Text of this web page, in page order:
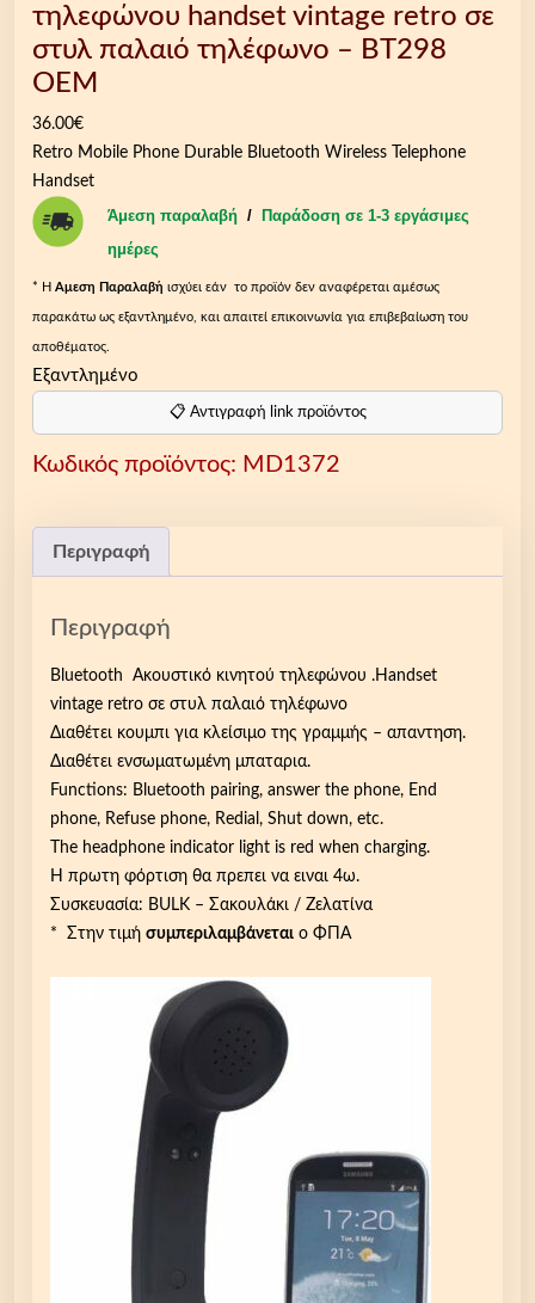
τηλεφώνου handset vintage retro σε
στυλ παλαιό τηλέφωνο – BT298
OEM
36.00€
Retro Mobile Phone Durable Bluetooth Wireless Telephone
Handset
Άμεση παραλαβή /
Παράδοση σε 1-3 εργάσιμες
ημέρες
* Η Aμεση Παραλαβή ισχύει εάν το προϊόν δεν αναφέρεται αμέσως
παρακάτω ως εξαντλημένο, και απαιτεί επικοινωνία για επιβεβαίωση του
αποθέματος.
Εξαντλημένο
📋 Αντιγραφή link προϊόντος
Κωδικός προϊόντος: MD1372
Περιγραφή
Περιγραφή
Bluetooth Ακουστικό κινητού τηλεφώνου .Handset
vintage retro σε στυλ παλαιό τηλέφωνο
Διαθέτει κουμπι για κλείσιμο της γραμμής – απαντηση.
Διαθέτει ενσωματωμένη μπαταρια.
Functions: Bluetooth pairing, answer the phone, End
phone, Refuse phone, Redial, Shut down, etc.
The headphone indicator light is red when charging.
Η πρωτη φόρτιση θα πρεπει να ειναι 4ω.
Συσκευασία: BULK – Σακουλάκι / Ζελατίνα
* Στην τιμή συμπεριλαμβάνεται ο ΦΠΑ